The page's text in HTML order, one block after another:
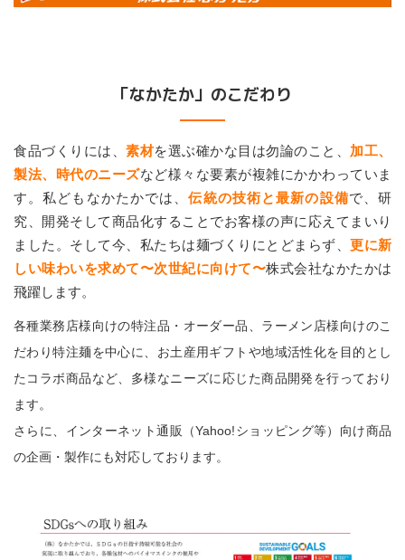
「なかたか」のこだわり
食品づくりには、 素材を選ぶ確かな目は勿論のこと、 加工、
製法、時代のニーズなど様々な要素が複雑にかかわっていま
す。私どもなかたかでは、伝統の技術と最新の設備で、研
究、開発そして商品化することでお客様の声に応えてまいり
ました。 そして今、私たちは麺づくりにとどまらず、 更に新
しい味わいを求めて〜次世紀に向けて〜株式会社なかたかは
飛躍します。
各種業務店様向けの特注品・オーダー品、ラーメン店様向けのこ
だわり特注麺を中心に、 お土産用ギフトや地域活性化を目的とし
たコラボ商品など、多様なニーズに応じた商品開発を行っており
ます。
さらに、インターネット通販（Yahoo!ショッピング等）向け商品
の企画・製作にも対応しております。